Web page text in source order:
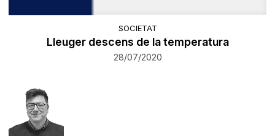
SOCIETAT
Lleuger descens de la temperatura
28/07/2020